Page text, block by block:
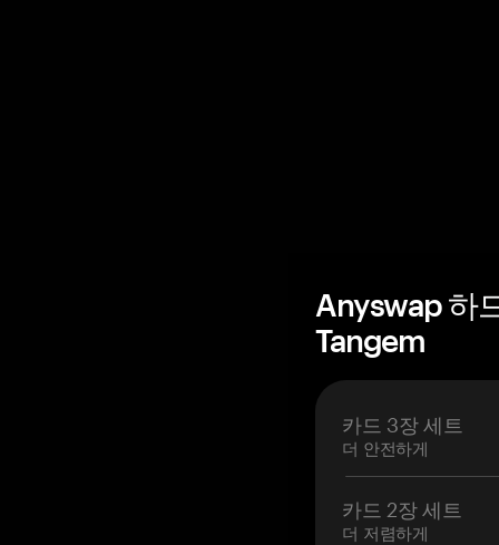
Anyswap 하
Tangem
카드 3장 세트
더 안전하게
카드 2장 세트
더 저렴하게